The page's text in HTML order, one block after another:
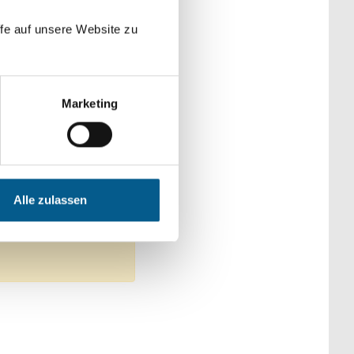
auf unsere Website zu
Marketing
Alle zulassen
Kategorien